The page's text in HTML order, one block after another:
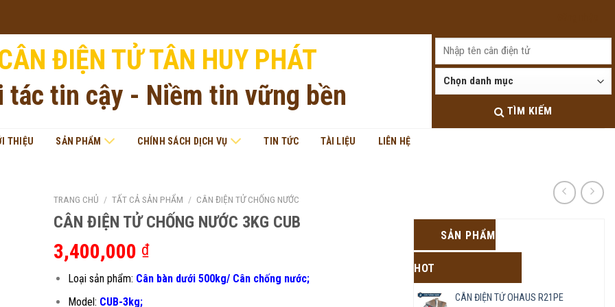
ĐIỆN TỬ TÂN HUY PHÁT
tác tin cậy - Niềm tin vững bền
TÌM KIẾM
THIỆU SẢN PHẨM CHÍNH SÁCH DỊCH VỤ TIN TỨC TÀI LIỆU LIÊN HỆ
TRANG CHỦ / TẤT CẢ SẢN PHẨM / CÂN ĐIỆN TỬ CHỐNG NƯỚC
CÂN ĐIỆN TỬ CHỐNG NƯỚC 3KG CUB
3,400,000 ₫
Loại sản phẩm: Cân bàn dưới 500kg/ Cân chống nước;
Model: CUB-3kg;
SẢN PHẨM
HOT
CÂN ĐIỆN TỬ OHAUS R21PE